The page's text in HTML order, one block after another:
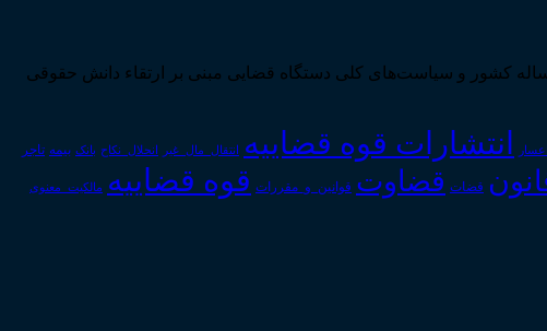
در راستای تحقق اهداف سند چشم‌انداز بیست ساله کشور و سیاست‌های کلی دستگاه قضایی مبنی بر ارتقاء دانش حقوقی
اعسار انتشارات قوه قضاییه انتقال_مال_غیر انحلال_نکاح بانک بیمه تاجر
قضات قضاوت قوانین_و_مقررات قوه قضاییه مالکیت_معنوی